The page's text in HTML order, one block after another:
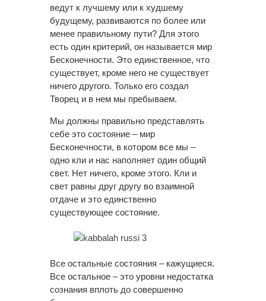
ведут к лучшему или к худшему
будущему, развиваются по более или
менее правильному пути? Для этого
есть один критерий, он называется мир
Бесконечности. Это единственное, что
существует, кроме него не существует
ничего другого. Только его создал
Творец и в нем мы пребываем.
Мы должны правильно представлять
себе это состояние – мир
Бесконечности, в котором все мы –
одно кли и нас наполняет один общий
свет. Нет ничего, кроме этого. Кли и
свет равны друг другу во взаимной
отдаче и это единственно
существующее состояние.
Все остальные состояния – кажущиеся.
Все остальное – это уровни недостатка
сознания вплоть до совершенно